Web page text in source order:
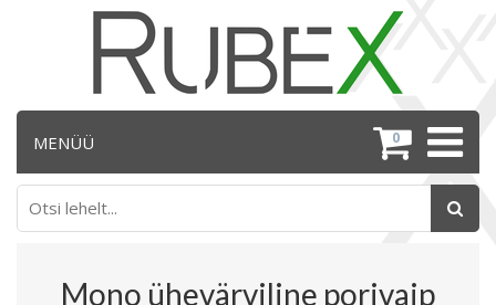
0
MENÜÜ
Mono ühevärviline porivaip